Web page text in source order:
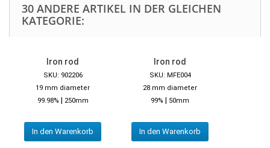
30 ANDERE ARTIKEL IN DER GLEICHEN
KATEGORIE:
Iron rod
SKU: 902206
19 mm diameter
99.98% | 250mm
In den Warenkorb
Iron rod
SKU: MFE004
28 mm diameter
99% | 50mm
In den Warenkorb